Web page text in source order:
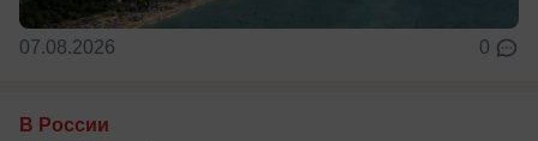
07.08.2026 0
В России